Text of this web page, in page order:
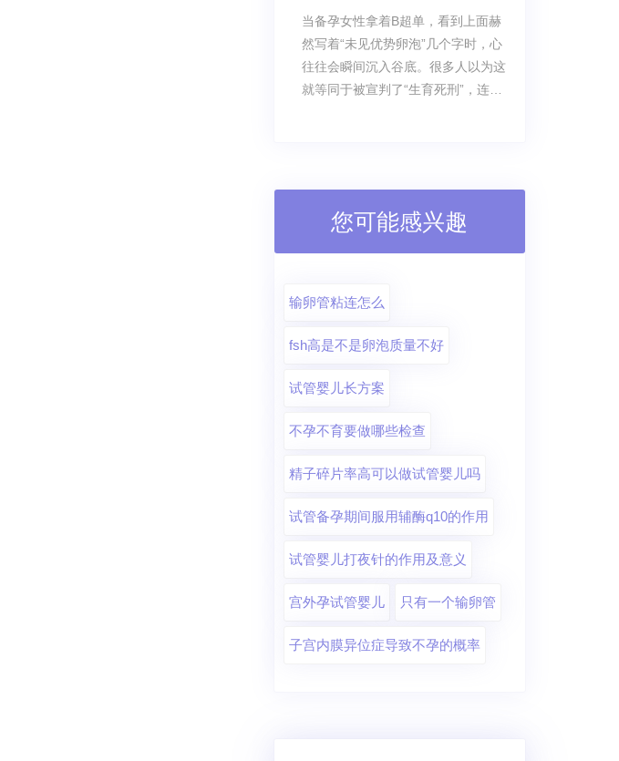
在这里！
当备孕女性拿着B超单，看到上面赫
然写着“未见优势卵泡”几个字时，心
往往会瞬间沉入谷底。很多人以为这
就等同于被宣判了“生育死刑”，连做
您可能感兴趣
输卵管粘连怎么
fsh高是不是卵泡质量不好
试管婴儿长方案
不孕不育要做哪些检查
精子碎片率高可以做试管婴儿吗
试管备孕期间服用辅酶q10的作用
试管婴儿打夜针的作用及意义
宫外孕试管婴儿 只有一个输卵管
子宫内膜异位症导致不孕的概率